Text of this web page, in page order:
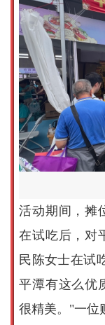
活动期间，摊
在试吃后，对
民陈女士在试
平潭有这么优
很精美。"一位